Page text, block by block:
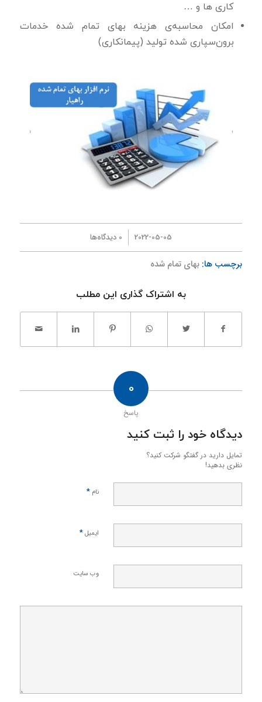
كاری ها و …
امكان محاسبه‌ی هزینه بهای تمام شده خدمات
برون‌سپاری شده تولید (پیمانکاری)
2022-05-05
/ 0 دیدگاه‌ها
برچسب ها: بهای تمام شده
به اشتراک گذاری این مطلب
0
پاسخ
دیدگاه خود را ثبت کنید
تمایل دارید در گفتگو شرکت کنید؟
نظری بدهید!
نام *
ایمیل*
وب‌ سایت